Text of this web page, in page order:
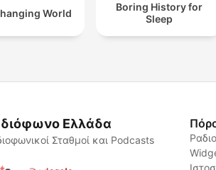
World
Boring History for
Sleep
Ελλάδα
Σταθμοί και Podcasts